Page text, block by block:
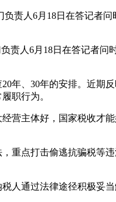
责人6月18日在答记者问
人6月18日在答记者问
、30年的安排。近期
职行为。
主体好，国家税收才
点打击偷逃抗骗税等
通过法律途径积极妥当